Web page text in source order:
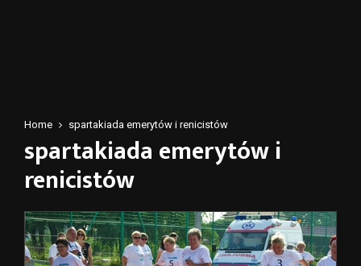
Home spartakiada emerytów i renicistów
spartakiada emerytów i
renicistów